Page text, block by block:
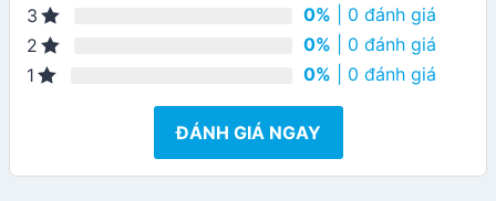
3
0% | 0 đánh giá
2
0% | 0 đánh giá
1
0% | 0 đánh giá
ĐÁNH GIÁ NGAY